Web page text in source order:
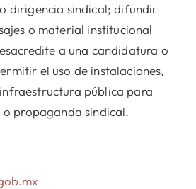
dirigencia sindical; difundir
o material institucional
a una candidatura o
el uso de instalaciones,
pública para
propaganda sindical.